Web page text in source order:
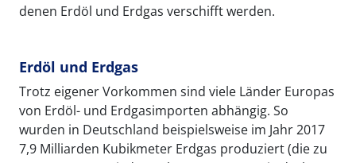
denen Erdöl und Erdgas verschifft werden.
Erdöl und Erdgas
Trotz eigener Vorkommen sind viele Länder Europas
von Erdöl- und Erdgasimporten abhängig. So
wurden in Deutschland beispielsweise im Jahr 2017
7,9 Milliarden Kubikmeter Erdgas produziert (die zu